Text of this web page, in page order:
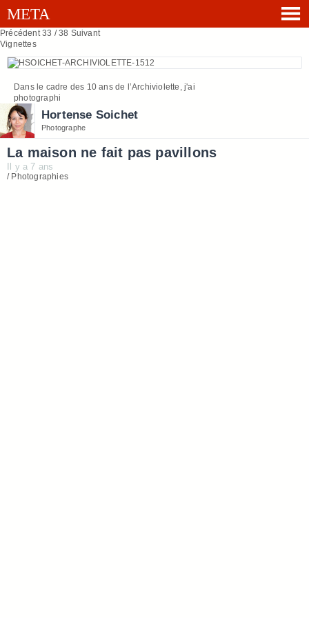
Précédent 33 / 38 Suivant
Vignettes
Dans le cadre des 10 ans de l’Archiviolette, j'ai
photographi
Hortense Soichet
Photographe
La maison ne fait pas pavillons
Il y a 7 ans
/ Photographies